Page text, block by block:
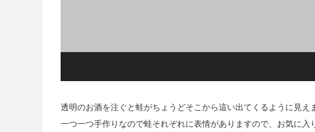
透明のお酒を注ぐと蛙がちょうどそこから這い出てくるように見え
一つ一つ手作りなので蛙それぞれに表情がありますので、お気に入